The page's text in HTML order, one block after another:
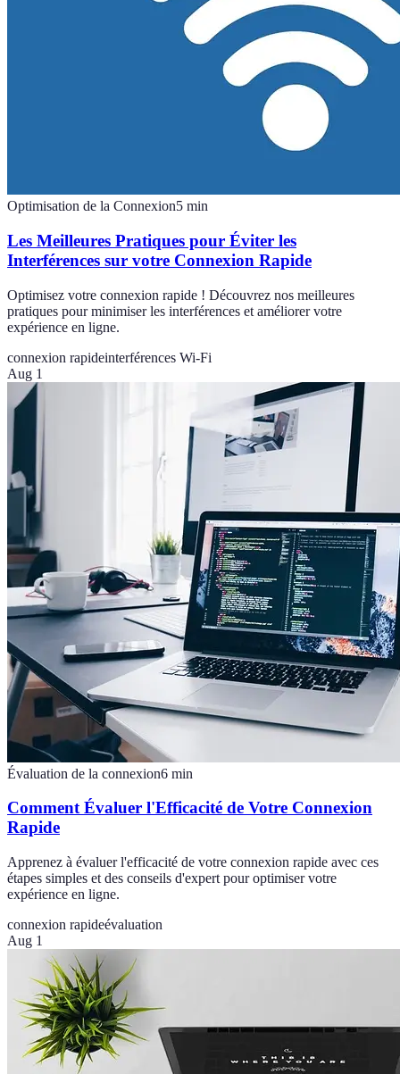
Optimisation de la Connexion5 min
Les Meilleures Pratiques pour Éviter les
Interférences sur votre Connexion Rapide
Optimisez votre connexion rapide ! Découvrez nos meilleures
pratiques pour minimiser les interférences et améliorer votre
expérience en ligne.
connexion rapideinterférences Wi-Fi
Aug 1
Évaluation de la connexion6 min
Comment Évaluer l'Efficacité de Votre Connexion
Rapide
Apprenez à évaluer l'efficacité de votre connexion rapide avec ces
étapes simples et des conseils d'expert pour optimiser votre
expérience en ligne.
connexion rapideévaluation
Aug 1